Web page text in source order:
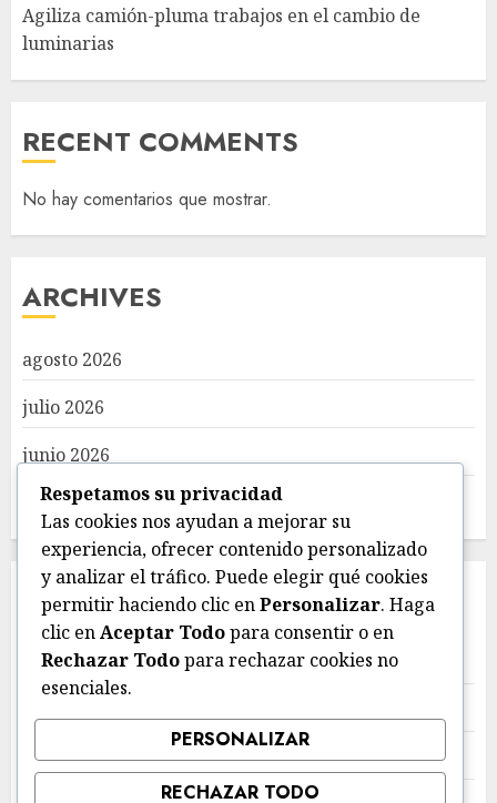
Agiliza camión-pluma trabajos en el cambio de
luminarias
RECENT COMMENTS
No hay comentarios que mostrar.
ARCHIVES
agosto 2026
julio 2026
junio 2026
mayo 2026
CATEGORIES
Deportes
Local
Respetamos su privacidad
Las cookies nos ayudan a mejorar su
experiencia, ofrecer contenido personalizado
y analizar el tráfico. Puede elegir qué cookies
permitir haciendo clic enPersonalizar. Haga
clic enAceptar Todopara consentir o en
Rechazar Todopara rechazar cookies no
esenciales.
PERSONALIZAR
RECHAZAR TODO